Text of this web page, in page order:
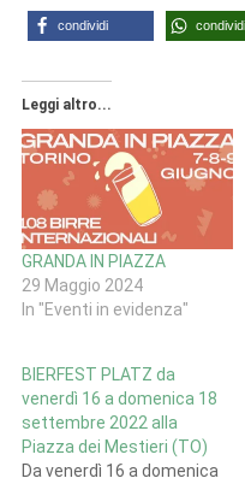
condividi condividi
Leggi altro...
GRANDA IN PIAZZA
29 Maggio 2024
In "Eventi in evidenza"
BIERFEST PLATZ da
venerdì 16 a domenica 18
settembre 2022 alla
Piazza dei Mestieri (TO)
Da venerdì 16 a domenica